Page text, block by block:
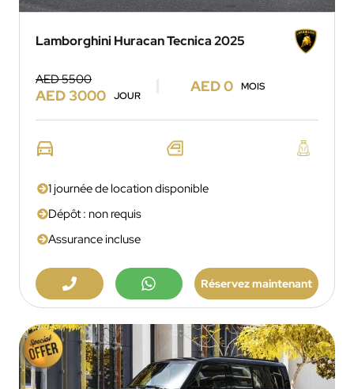
Lamborghini Huracan Tecnica 2025
AED 5500
AED 3000 JOUR
AED 0 MOIS
1 journée de location disponible
Dépôt : non requis
Assurance incluse
Réservez maintenant